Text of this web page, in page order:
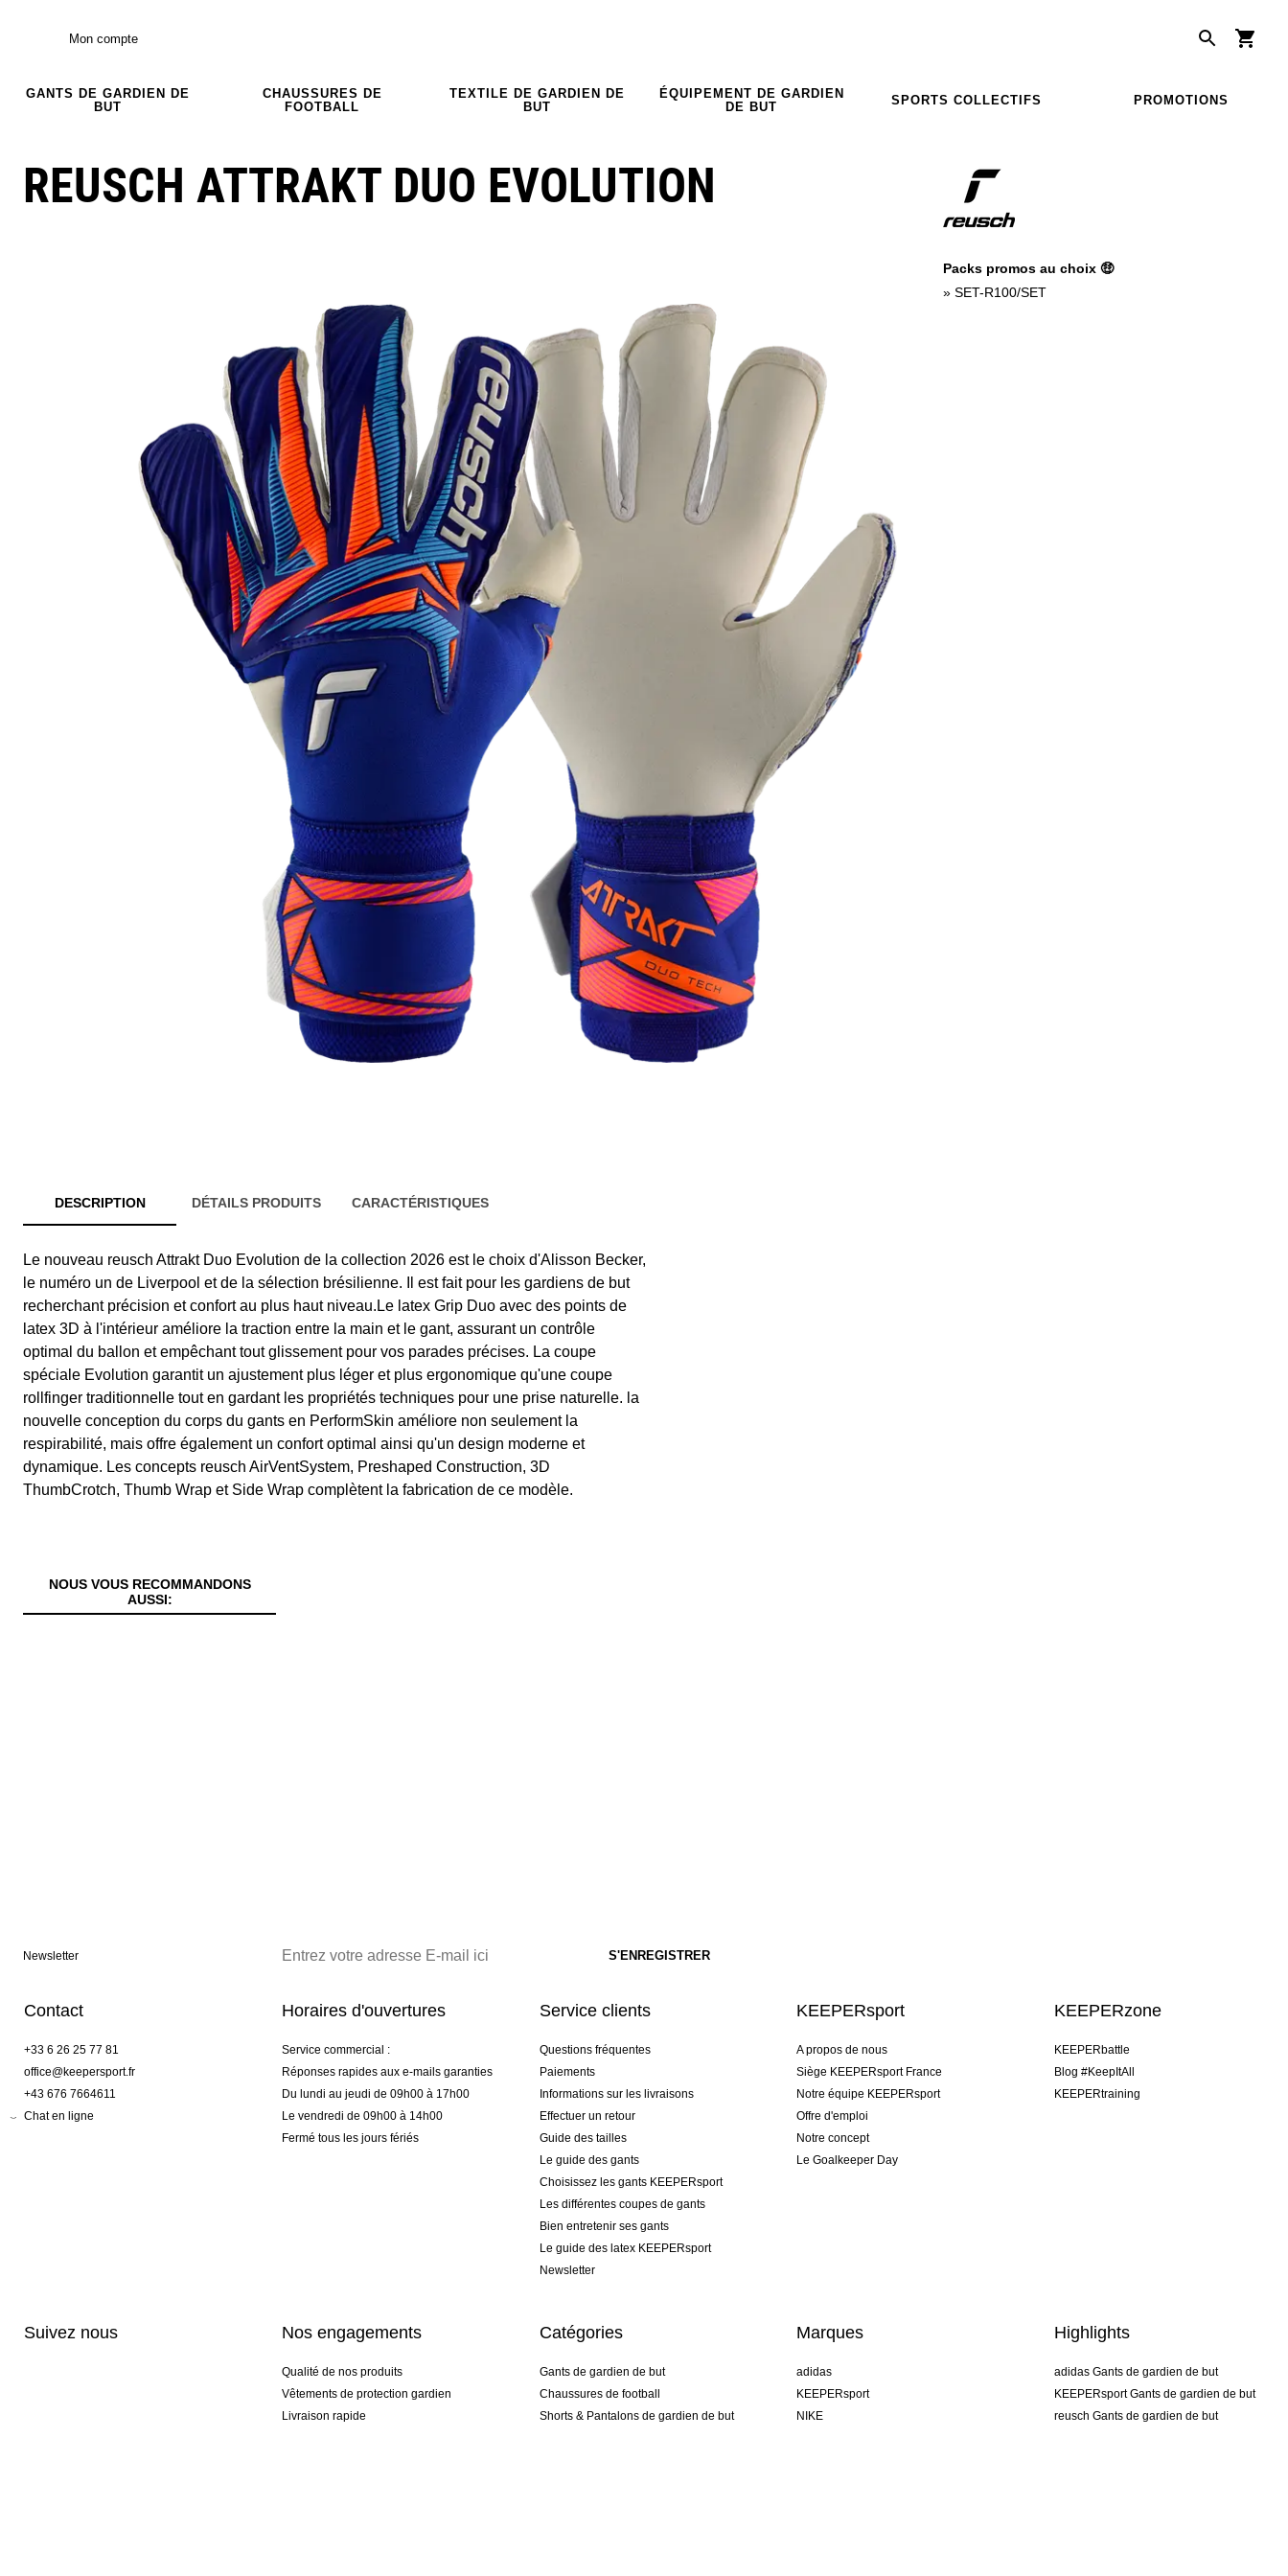
Mon compte
GANTS DE GARDIEN DE
BUT
CHAUSSURES DE
FOOTBALL
TEXTILE DE GARDIEN DE
BUT
ÉQUIPEMENT DE GARDIEN
DE BUT
SPORTS COLLECTIFS PROMOTIONS
REUSCH ATTRAKT DUO EVOLUTION
Packs promos au choix 🤑
» SET-R100/SET
DESCRIPTION DÉTAILS PRODUITS CARACTÉRISTIQUES
Le nouveau reusch Attrakt Duo Evolution de la collection 2026 est le choix d'Alisson Becker,
le numéro un de Liverpool et de la sélection brésilienne. Il est fait pour les gardiens de but
recherchant précision et confort au plus haut niveau.Le latex Grip Duo avec des points de
latex 3D à l'intérieur améliore la traction entre la main et le gant, assurant un contrôle
optimal du ballon et empêchant tout glissement pour vos parades précises. La coupe
spéciale Evolution garantit un ajustement plus léger et plus ergonomique qu'une coupe
rollfinger traditionnelle tout en gardant les propriétés techniques pour une prise naturelle. la
nouvelle conception du corps du gants en PerformSkin améliore non seulement la
respirabilité, mais offre également un confort optimal ainsi qu'un design moderne et
dynamique. Les concepts reusch AirVentSystem, Preshaped Construction, 3D
ThumbCrotch, Thumb Wrap et Side Wrap complètent la fabrication de ce modèle.
NOUS VOUS RECOMMANDONS
AUSSI:
Newsletter
Contact
+33 6 26 25 77 81
office@keepersport.fr
+43 676 7664611
Chat en ligne
Horaires d'ouvertures
Service commercial :
Réponses rapides aux e-mails garanties
Du lundi au jeudi de 09h00 à 17h00
Le vendredi de 09h00 à 14h00
Fermé tous les jours fériés
Service clients
Questions fréquentes
Paiements
Informations sur les livraisons
Effectuer un retour
Guide des tailles
Le guide des gants
Choisissez les gants KEEPERsport
Les différentes coupes de gants
Bien entretenir ses gants
Le guide des latex KEEPERsport
Newsletter
KEEPERsport
A propos de nous
Siège KEEPERsport France
Notre équipe KEEPERsport
Offre d'emploi
Notre concept
Le Goalkeeper Day
KEEPERzone
KEEPERbattle
Blog #KeepItAll
KEEPERtraining
Suivez nous Nos engagements
Qualité de nos produits
Vêtements de protection gardien
Livraison rapide
Catégories
Gants de gardien de but
Chaussures de football
Shorts & Pantalons de gardien de but
Marques
adidas
KEEPERsport
NIKE
Highlights
adidas Gants de gardien de but
KEEPERsport Gants de gardien de but
reusch Gants de gardien de but